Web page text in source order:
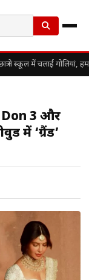
स्कूल में चलाई गोलियां,
Don 3 और
में ‘ग्रैंड’